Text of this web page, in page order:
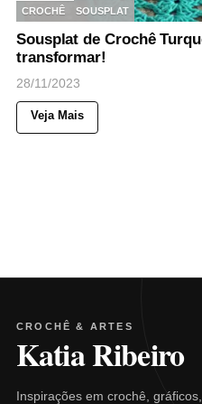
CROCHÊ
SOUSPLAT
Sousplat de Crochê
transformar!
28/11/2023
Veja Mais
CROCHÊ & ARTES
Katia Ribeiro
Inspirações em crochê,